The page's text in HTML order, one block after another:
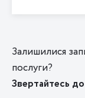
Залишилися
послуги?
Звертайтесь